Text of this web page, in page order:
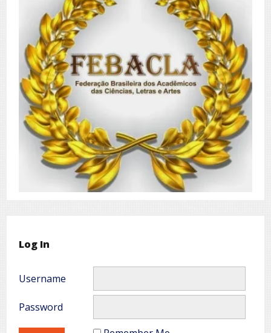
Log In
Username
Password